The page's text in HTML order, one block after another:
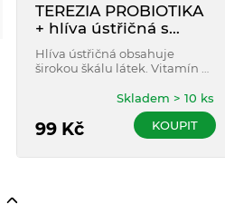
TEREZIA PROBIOTIKA
+ hlíva ústřičná s
betaglukany FORTE
cps.10
Hlíva ústřičná obsahuje
širokou škálu látek. Vitamín C
imunitního systému. Rosa
canina přispívá k normální
funkci střevního traktu a k
trávení.
99Kč
Skladem > 10 ks
KOUPIT